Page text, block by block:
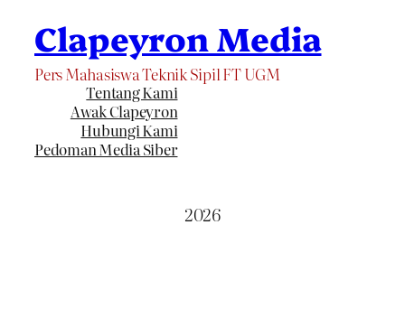
Clapeyron Media
Pers Mahasiswa Teknik Sipil FT UGM
Tentang Kami
Awak Clapeyron
Hubungi Kami
Pedoman Media Siber
2026